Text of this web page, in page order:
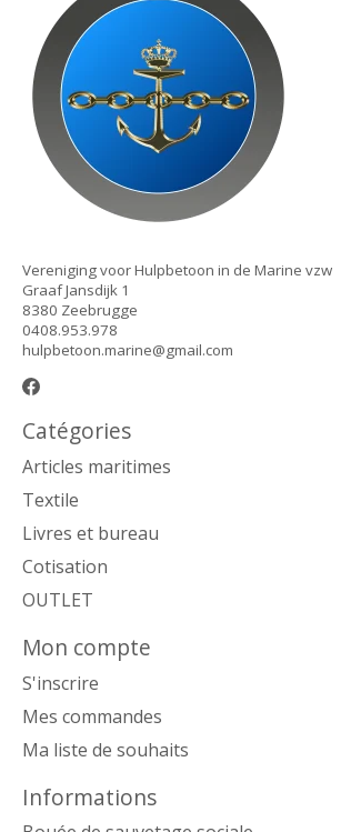
Vereniging voor Hulpbetoon in de Marine vzw
Graaf Jansdijk 1
8380 Zeebrugge
0408.953.978
hulpbetoon.marine@gmail.com
Catégories
Articles maritimes
Textile
Livres et bureau
Cotisation
OUTLET
Mon compte
S'inscrire
Mes commandes
Ma liste de souhaits
Informations